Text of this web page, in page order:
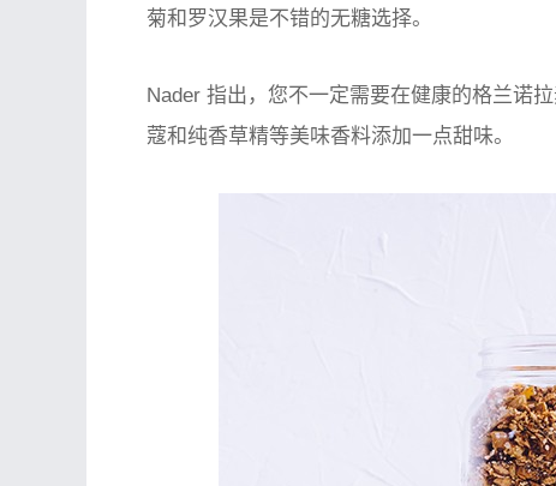
菊和罗汉果是不错的无糖选择。
Nader 指出，您不一定需要在健康的格兰诺
蔻和纯香草精等美味香料添加一点甜味。